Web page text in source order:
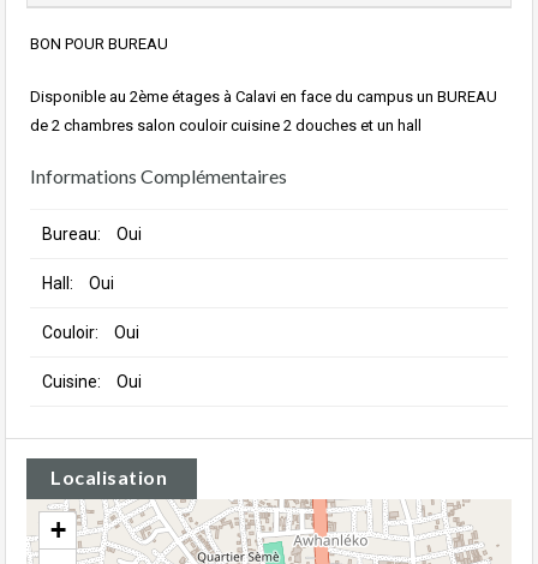
BON POUR BUREAU
Disponible au 2ème étages à Calavi en face du campus un BUREAU
de 2 chambres salon couloir cuisine 2 douches et un hall
Informations Complémentaires
Bureau: Oui
Hall: Oui
Couloir: Oui
Cuisine: Oui
Localisation
+